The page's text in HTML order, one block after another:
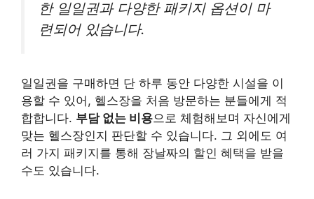
한 일일권과 다양한 패키지 옵션이 마
련되어 있습니다.
일일권을 구매하면 단 하루 동안 다양한 시설을 이
용할 수 있어, 헬스장을 처음 방문하는 분들에게 적
합합니다. 부담 없는 비용으로 체험해보며 자신에게
맞는 헬스장인지 판단할 수 있습니다. 그 외에도 여
러 가지 패키지를 통해 장날짜의 할인 혜택을 받을
수도 있습니다.